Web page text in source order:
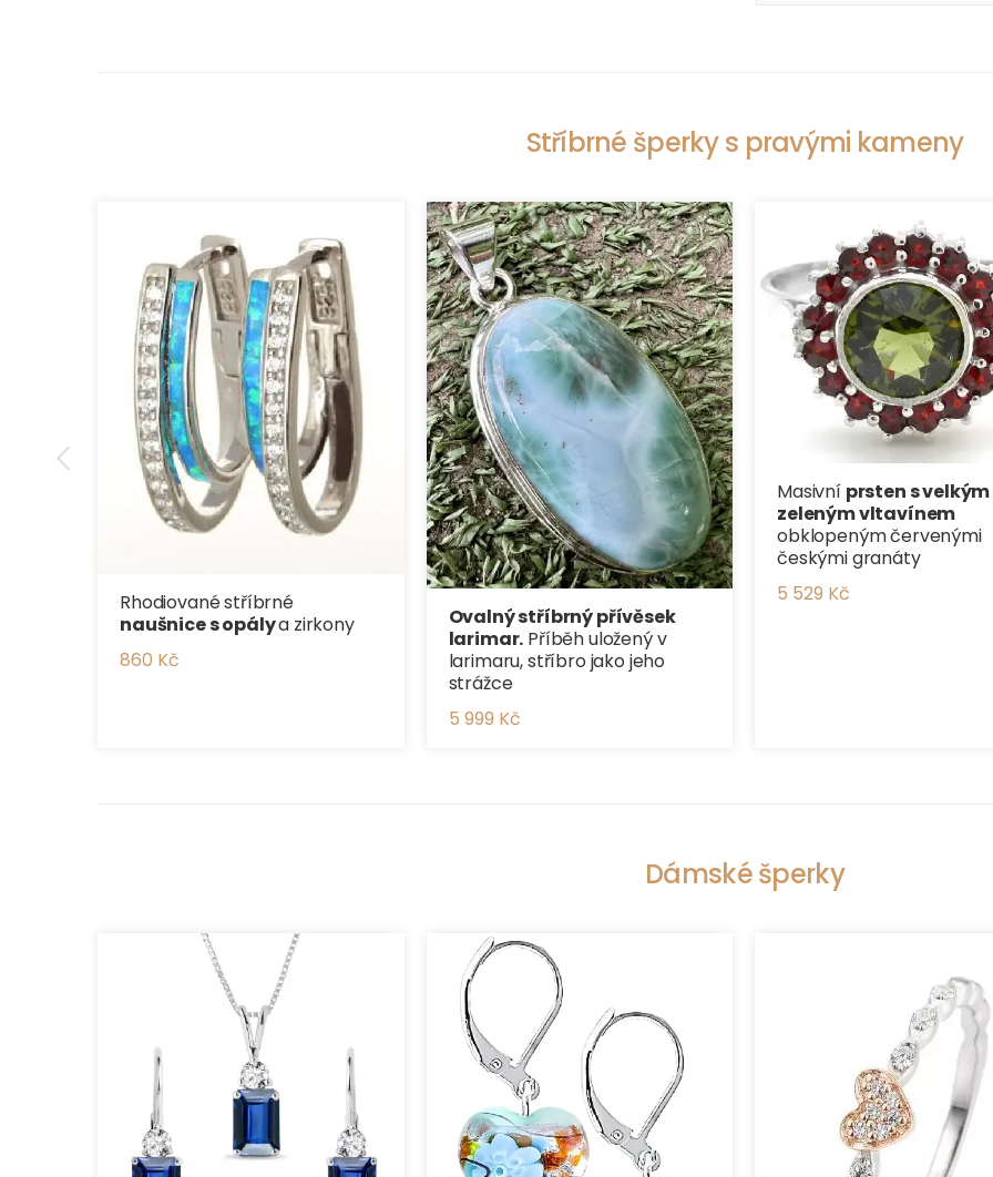
Stříbrné šperky s pravými kameny
Rhodiované stříbrné
naušnice s opálya zirkony
860 Kč
Ovalný stříbrný přívěsek
larimar. Příběh uložený v
larimaru, stříbro jako jeho
strážce
5 999 Kč
Masivní prsten s velkým
zeleným vltavínem
obklopeným červenými
českými granáty
5 529 Kč
Dámské šperky